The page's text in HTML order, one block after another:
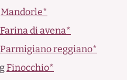
Mandorle*
Farina di avena*
Parmigiano reggiano*
gFinocchio*